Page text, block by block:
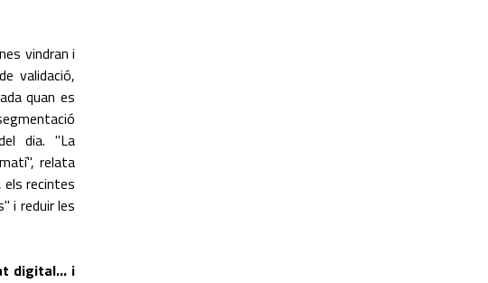
vindran i
validació,
quan es
dia. "La
relata
recintes
i reduir les
digital... i